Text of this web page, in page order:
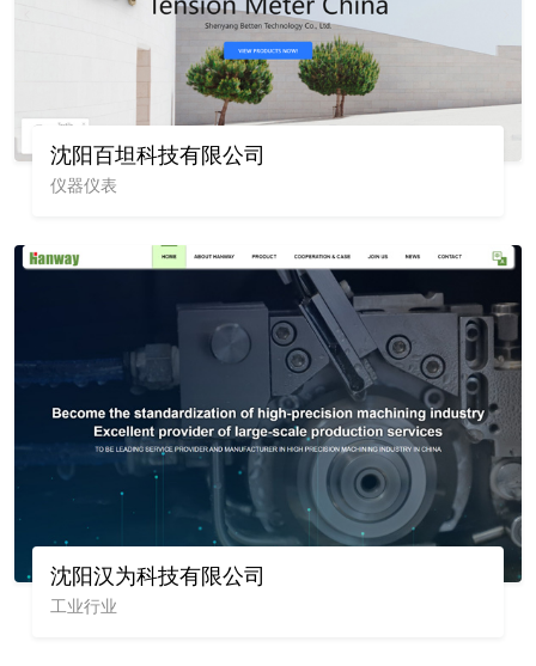
沈阳百坦科技有限公司
仪器仪表
沈阳汉为科技有限公司
工业行业